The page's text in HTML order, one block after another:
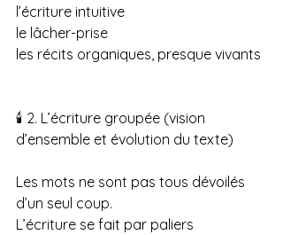
l’écriture intuitive
le lâcher-prise
les récits organiques, presque vivants
🕯️ 2. L’écriture groupée (vision
d’ensemble et évolution du texte)
Les mots ne sont pas tous dévoilés
d’un seul coup.
L’écriture se fait par paliers